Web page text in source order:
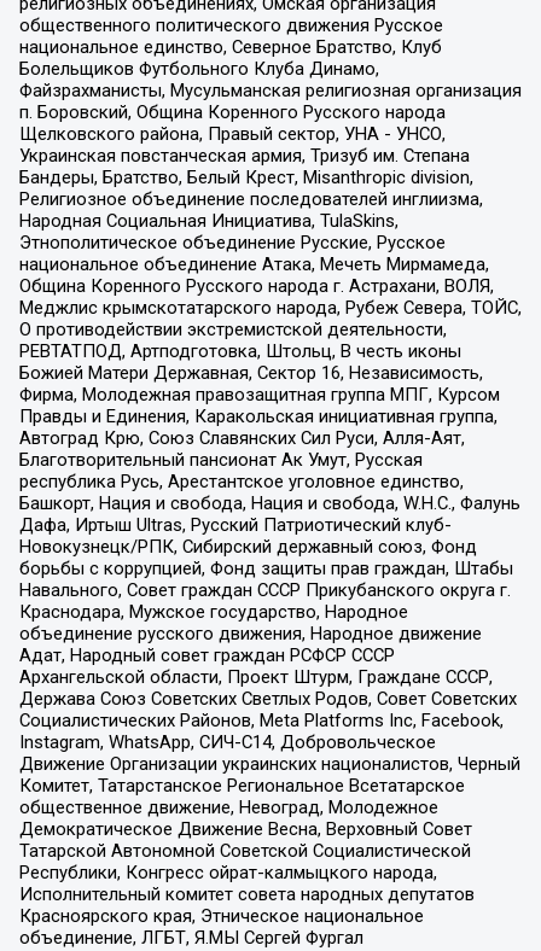
общественного политического движения Русское
национальное единство, Северное Братство, Клуб
Болельщиков Футбольного Клуба Динамо,
Файзрахманисты, Мусульманская религиозная организация
п. Боровский, Община Коренного Русского народа
Щелковского района, Правый сектор, УНА - УНСО,
Украинская повстанческая армия, Тризуб им. Степана
Бандеры, Братство, Белый Крест, Misanthropic division,
Религиозное объединение последователей инглиизма,
Народная Социальная Инициатива, TulaSkins,
Этнополитическое объединение Русские, Русское
национальное объединение Атака, Мечеть Мирмамеда,
Община Коренного Русского народа г. Астрахани, ВОЛЯ,
Меджлис крымскотатарского народа, Рубеж Севера, ТОЙС,
О противодействии экстремистской деятельности,
РЕВТАТПОД, Артподготовка, Штольц, В честь иконы
Божией Матери Державная, Сектор 16, Независимость,
Фирма, Молодежная правозащитная группа МПГ, Курсом
Правды и Единения, Каракольская инициативная группа,
Автоград Крю, Союз Славянских Сил Руси, Алля-Аят,
Благотворительный пансионат Ак Умут, Русская
республика Русь, Арестантское уголовное единство,
Башкорт, Нация и свобода, Нация и свобода, W.H.С., Фалунь
Дафа, Иртыш Ultras, Русский Патриотический клуб-
Новокузнецк/РПК, Сибирский державный союз, Фонд
борьбы с коррупцией, Фонд защиты прав граждан, Штабы
Навального, Совет граждан СССР Прикубанского округа г.
Краснодара, Мужское государство, Народное
объединение русского движения, Народное движение
Адат, Народный совет граждан РСФСР СССР
Архангельской области, Проект Штурм, Граждане СССР,
Держава Союз Советских Светлых Родов, Совет Советских
Социалистических Районов, Meta Platforms Inc, Facebook,
Instagram, WhatsApp, СИЧ-С14, Добровольческое
Движение Организации украинских националистов, Черный
Комитет, Татарстанское Региональное Всетатарское
общественное движение, Невоград, Молодежное
Демократическое Движение Весна, Верховный Совет
Татарской Автономной Советской Социалистической
Республики, Конгресс ойрат-калмыцкого народа,
Исполнительный комитет совета народных депутатов
Красноярского края, Этническое национальное
объединение, ЛГБТ, Я.МЫ Сергей Фургал